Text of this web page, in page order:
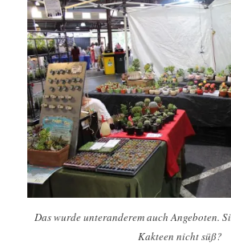
Das wurde unteranderem auch Angeboten.
Kakteen nicht süß?